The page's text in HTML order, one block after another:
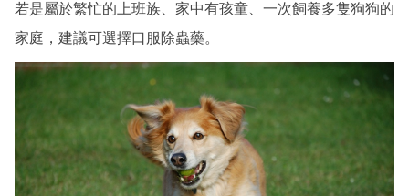
若是屬於繁忙的上班族、家中有孩童、一次飼養多隻狗狗的
家庭，建議可選擇口服除蟲藥。